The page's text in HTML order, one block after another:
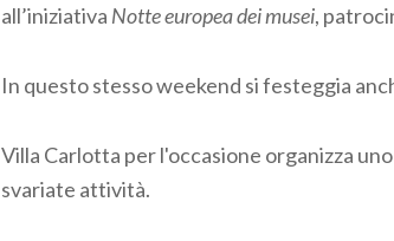
all’iniziativa Notte europea dei musei,
In questo stesso weekend si festeggia
Villa Carlotta per l'occasione organizza
svariate attività.